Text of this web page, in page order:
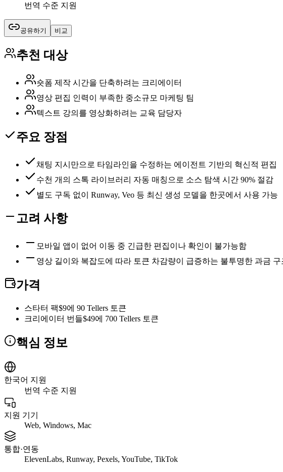
번역 수준 지원
공유하기 비교
추천 대상
숏폼 제작 시간을 단축하려는 크리에이터
영상 편집 인력이 부족한 중소규모 마케팅 팀
텍스트 강의를 영상화하려는 교육 담당자
주요 장점
채팅 지시만으로 타임라인을 수정하는 에이전트 기반의 혁신적 편집
수천 개의 스톡 라이브러리 자동 매칭으로 소스 탐색 시간 90% 절감
별도 구독 없이 Runway, Veo 등 최신 생성 모델을 한곳에서 사용 가능
고려 사항
모바일 앱이 없어 이동 중 긴급한 편집이나 확인이 불가능함
영상 길이와 복잡도에 따라 토큰 차감량이 급증하는 불투명한 과금 구
가격
스타터 팩$9에 90 Tellers 토큰
크리에이터 번들$49에 700 Tellers 토큰
핵심 정보
한국어 지원
번역 수준 지원
지원 기기
Web, Windows, Mac
통합·연동
ElevenLabs, Runway, Pexels, YouTube, TikTok